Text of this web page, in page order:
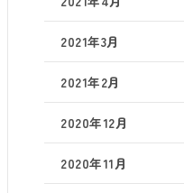
2021年3月
2021年2月
2020年12月
2020年11月